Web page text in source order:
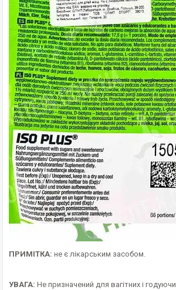
ПРИМІТКА: не є лікарським засобом.
УВАГА: Не призначений для вагітних і